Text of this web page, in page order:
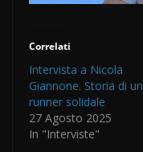
Correlati
Intervista a Nicola
Giannone. Storia di un
runner solidale
27 Agosto 2025
In "Interviste"